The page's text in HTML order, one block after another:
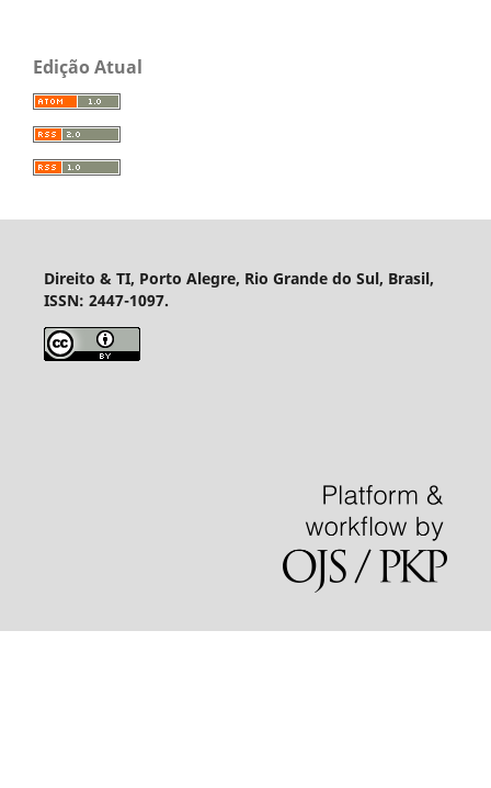
Edição Atual
Direito & TI, Porto Alegre, Rio Grande do Sul, Brasil,
ISSN: 2447-1097.